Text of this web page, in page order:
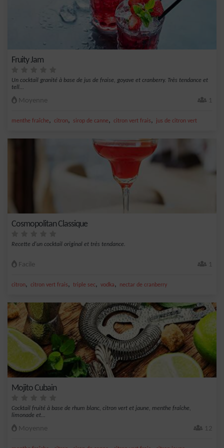
Fruity Jam
Un cocktail granité à base de jus de fraise, goyave et cranberry. Très tendance et
tell...
Moyenne 1
menthe fraîche, citron, sirop de canne, citron vert frais, jus de citron vert
Cosmopolitan Classique
Recette d'un cocktail original et très tendance.
Facile 1
citron, citron vert frais, triple sec, vodka, nectar de cranberry
Mojito Cubain
Cocktail fruité à base de rhum blanc, citron vert et jaune, menthe fraîche,
limonade et...
Moyenne 12